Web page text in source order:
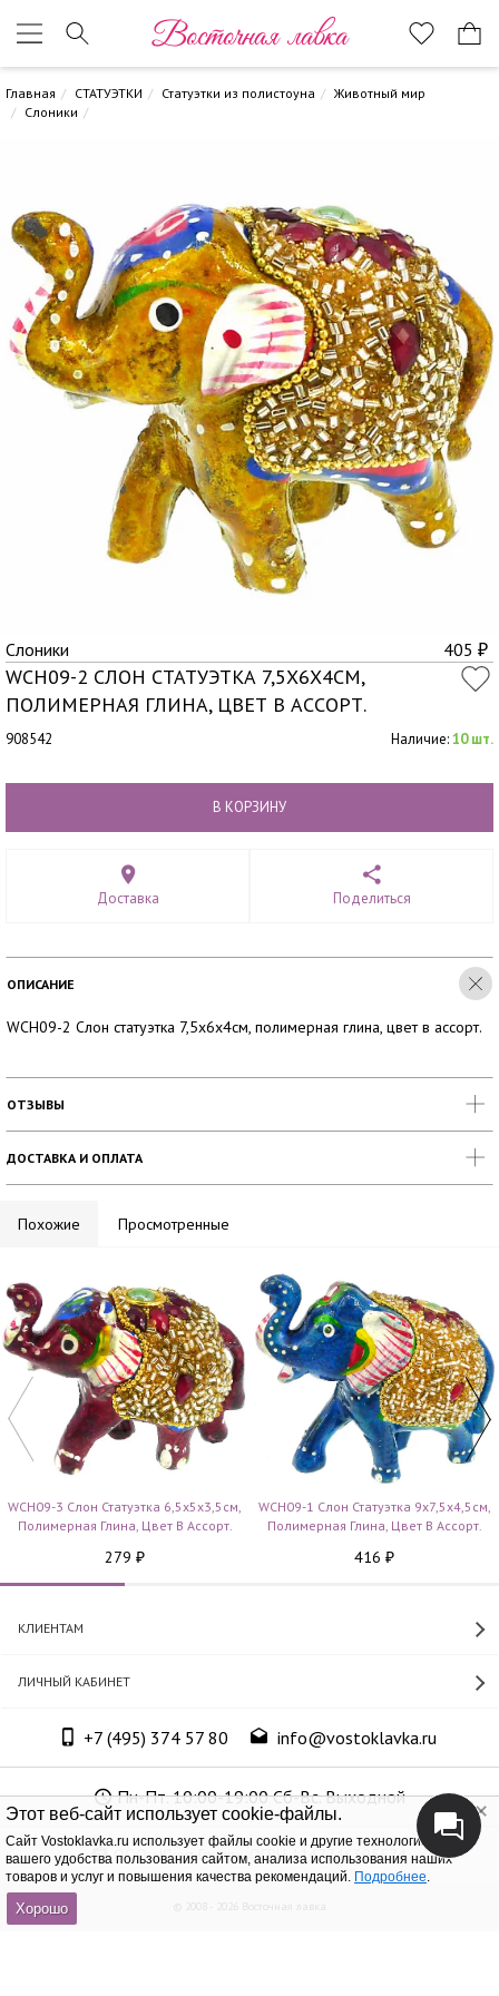
Этот веб-сайт использует cookie-файлы.
Cайт Vostoklavka.ru использует файлы cookie и другие технологии для
вашего удобства пользования сайтом, анализа использования наших
товаров и услуг и повышения качества рекомендаций. Подробнее.
Хорошо
Восточная лавка
Главная СТАТУЭТКИ Статуэтки из полистоуна
Животный мир
Слоники
Слоники 405 ₽
WCH09-2 СЛОН СТАТУЭТКА 7,5Х6Х4СМ,
ПОЛИМЕРНАЯ ГЛИНА, ЦВЕТ В АССОРТ.
908542 Наличие:10 шт.
В КОРЗИНУ
Доставка Поделиться
ОПИСАНИЕ
WCH09-2 Слон статуэтка 7,5х6х4см, полимерная глина, цвет в ассорт.
ОТЗЫВЫ
ДОСТАВКА И ОПЛАТА
Похожие Просмотренные
WCH09-3 Слон Статуэтка 6,5х5х3,5см,
Полимерная Глина, Цвет В Ассорт.
279 ₽
WCH09-1 Слон Статуэтка 9х7,5х4,5см,
Полимерная Глина, Цвет В Ассорт.
416 ₽
КЛИЕНТАМ
ЛИЧНЫЙ КАБИНЕТ
+7 (495) 374 57 80 info@vostoklavka.ru
Пн-Пт. 10:00-19:00 Сб-Вс. Выходной
ООО «Юнит Групп», ОГРН 1147746305574